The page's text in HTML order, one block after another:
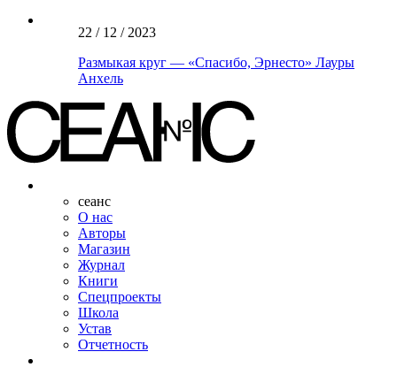
22 / 12 / 2023
Размыкая круг — «Спасибо, Эрнесто» Лауры
Анхель
сеанс
О нас
Авторы
Магазин
Журнал
Книги
Спецпроекты
Школа
Устав
Отчетность